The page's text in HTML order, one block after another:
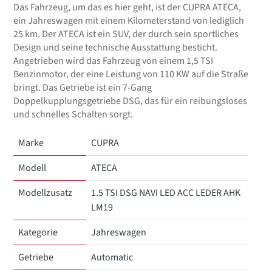
Das Fahrzeug, um das es hier geht, ist der CUPRA ATECA,
ein Jahreswagen mit einem Kilometerstand von lediglich
25 km. Der ATECA ist ein SUV, der durch sein sportliches
Design und seine technische Ausstattung besticht.
Angetrieben wird das Fahrzeug von einem 1,5 TSI
Benzinmotor, der eine Leistung von 110 KW auf die Straße
bringt. Das Getriebe ist ein 7-Gang
Doppelkupplungsgetriebe DSG, das für ein reibungsloses
und schnelles Schalten sorgt.
Marke
CUPRA
Modell
ATECA
Modellzusatz
1.5 TSI DSG NAVI LED ACC LEDER AHK
LM19
Kategorie
Jahreswagen
Getriebe
Automatic